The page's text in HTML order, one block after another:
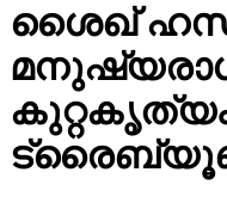
ശൈഖ്
കുറ്റകൃത്യം